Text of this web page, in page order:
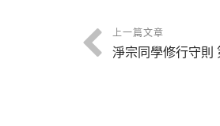
上一篇文章
淨宗同學修行守則